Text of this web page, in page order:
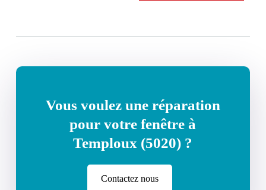
Vous voulez une réparation
pour votre fenêtre à
Temploux (5020) ?
Contactez nous